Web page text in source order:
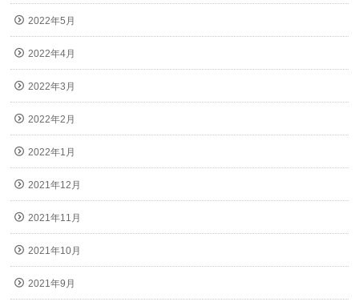
2022年5月
2022年4月
2022年3月
2022年2月
2022年1月
2021年12月
2021年11月
2021年10月
2021年9月